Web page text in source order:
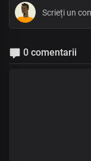
0 comentarii